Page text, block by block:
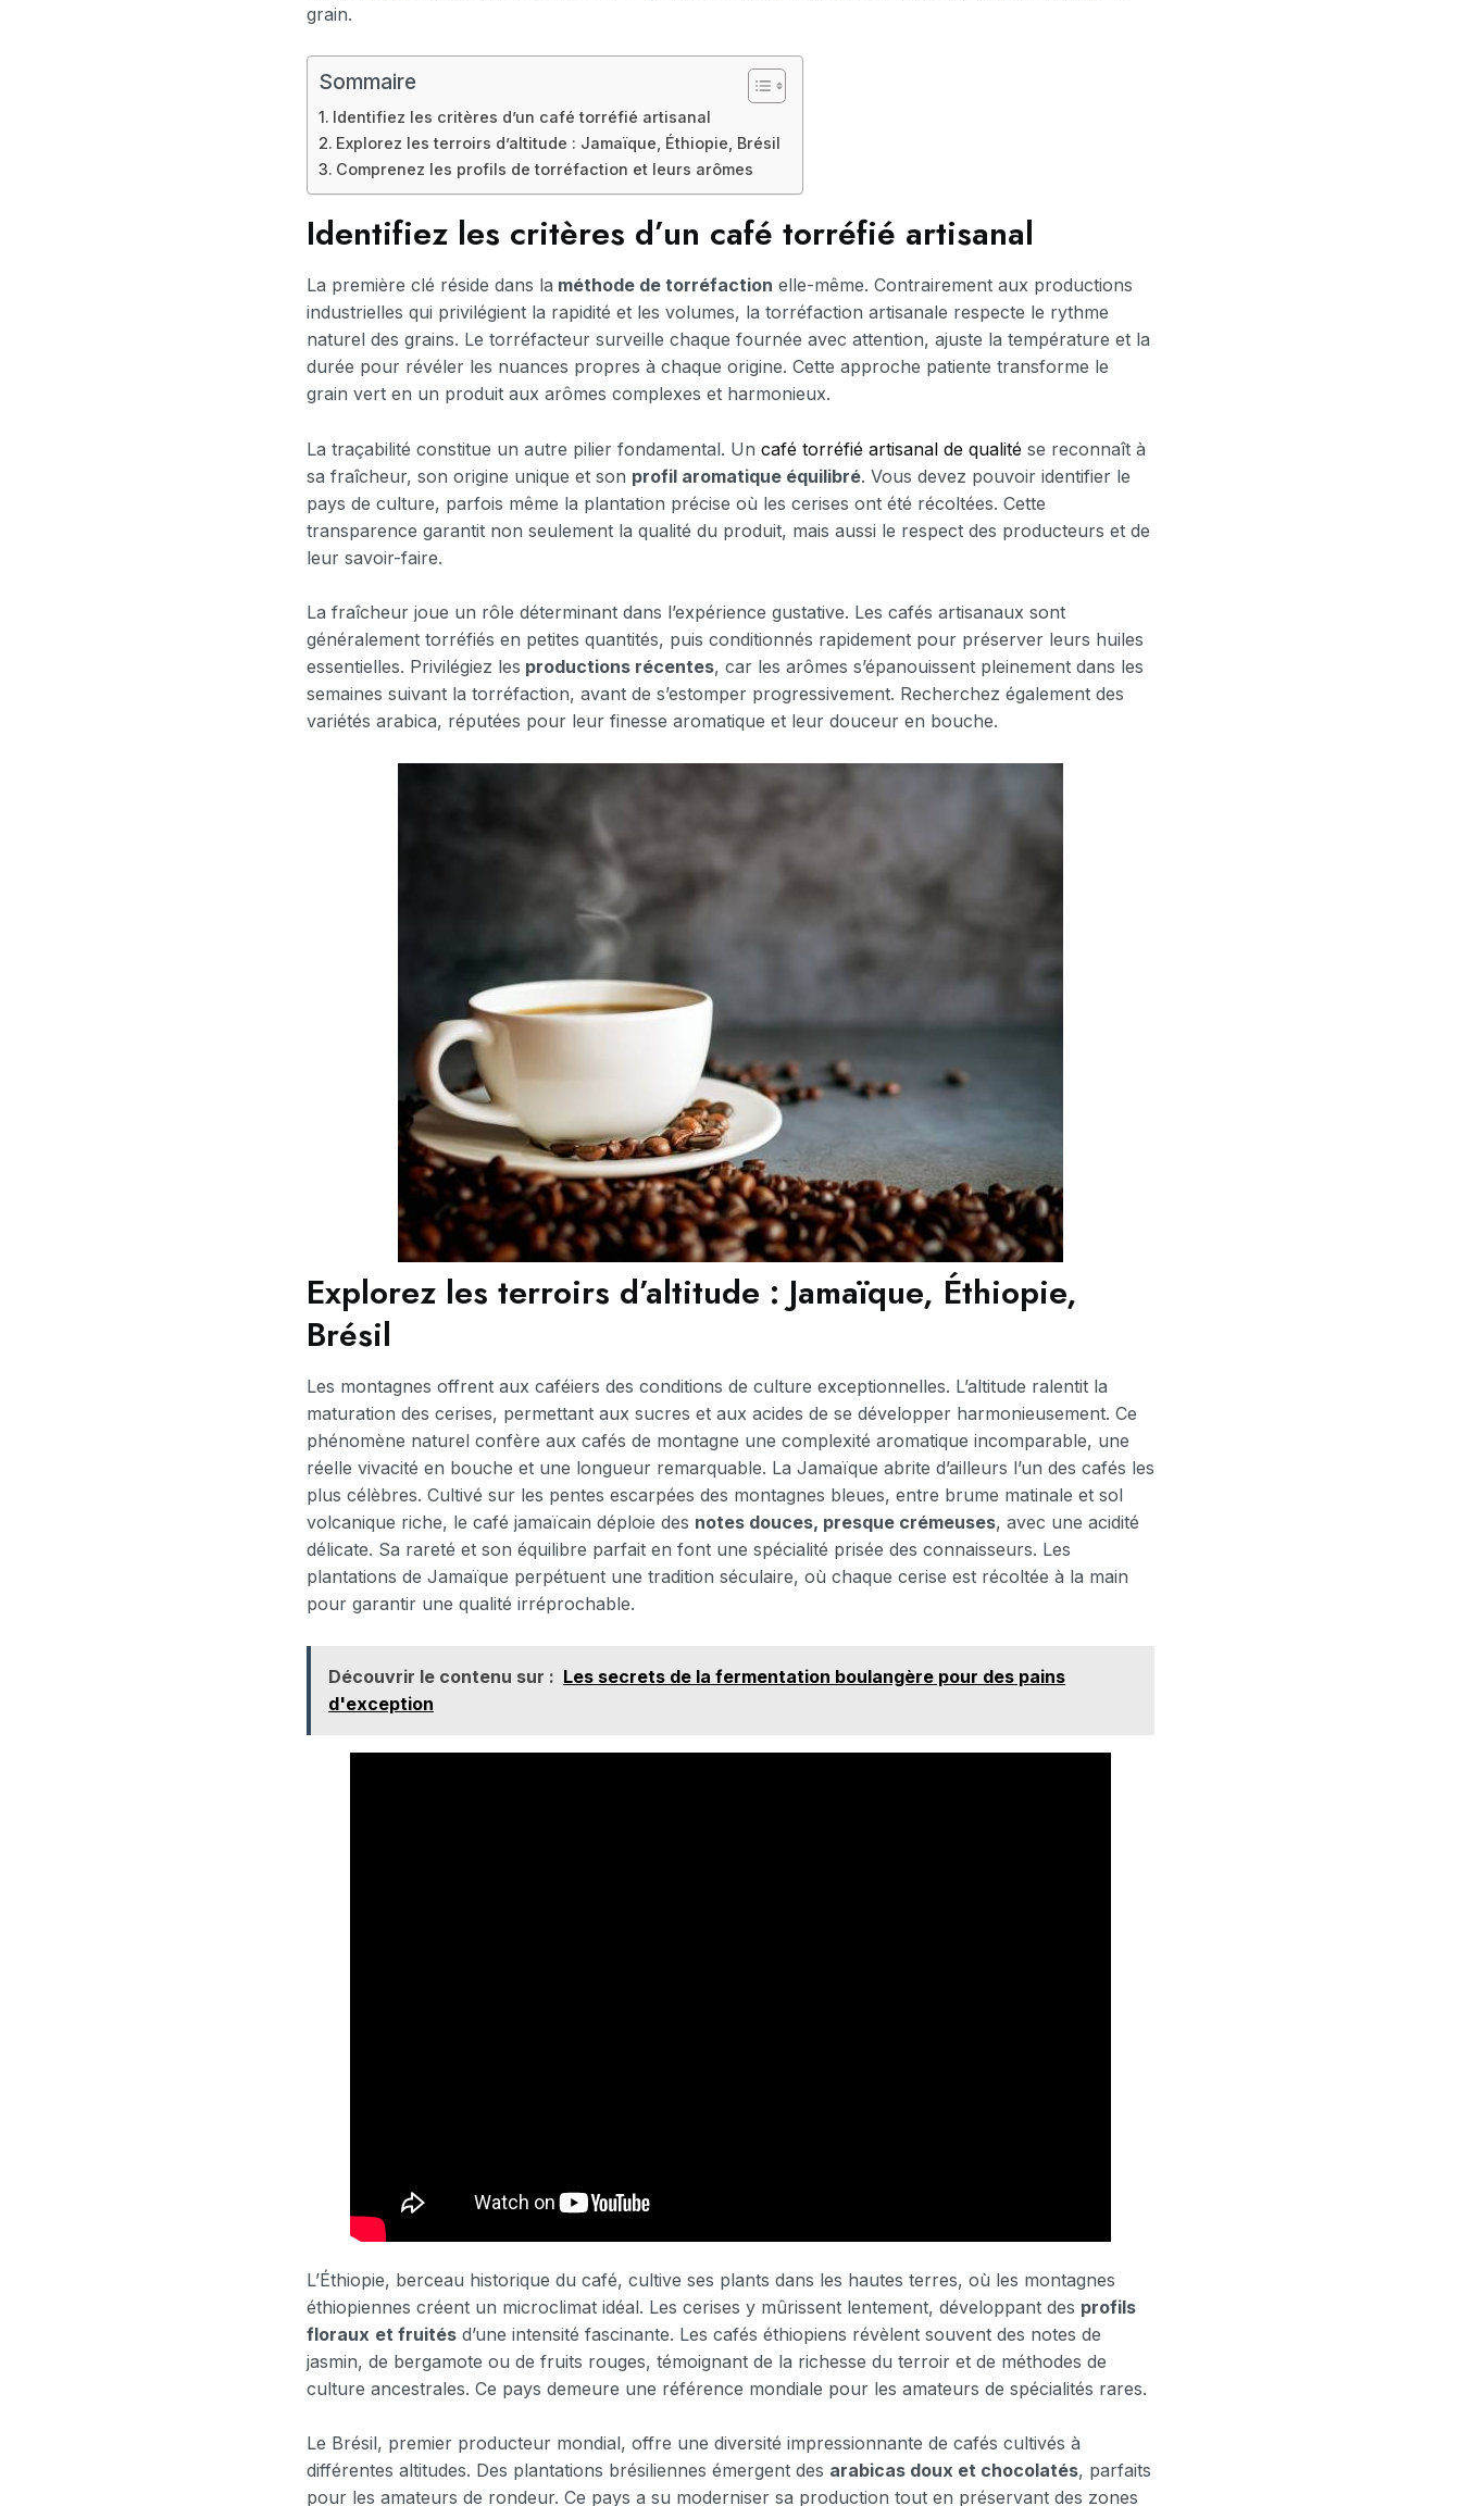
grain.
Sommaire
Identifiez les critères d’un café torréfié artisanal
Explorez les terroirs d’altitude : Jamaïque, Éthiopie, Brésil
Comprenez les profils de torréfaction et leurs arômes
Identifiez les critères d’un café torréfié artisanal
La première clé réside dans la méthode de torréfaction elle-même. Contrairement aux productions
industrielles qui privilégient la rapidité et les volumes, la torréfaction artisanale respecte le rythme
naturel des grains. Le torréfacteur surveille chaque fournée avec attention, ajuste la température et la
durée pour révéler les nuances propres à chaque origine. Cette approche patiente transforme le
grain vert en un produit aux arômes complexes et harmonieux.
La traçabilité constitue un autre pilier fondamental. Un café torréfié artisanal de qualité se reconnaît à
sa fraîcheur, son origine unique et son profil aromatique équilibré. Vous devez pouvoir identifier le
pays de culture, parfois même la plantation précise où les cerises ont été récoltées. Cette
transparence garantit non seulement la qualité du produit, mais aussi le respect des producteurs et de
leur savoir-faire.
La fraîcheur joue un rôle déterminant dans l’expérience gustative. Les cafés artisanaux sont
généralement torréfiés en petites quantités, puis conditionnés rapidement pour préserver leurs huiles
essentielles. Privilégiez les productions récentes, car les arômes s’épanouissent pleinement dans les
semaines suivant la torréfaction, avant de s’estomper progressivement. Recherchez également des
variétés arabica, réputées pour leur finesse aromatique et leur douceur en bouche.
Explorez les terroirs d’altitude : Jamaïque, Éthiopie,
Brésil
Les montagnes offrent aux caféiers des conditions de culture exceptionnelles. L’altitude ralentit la
maturation des cerises, permettant aux sucres et aux acides de se développer harmonieusement. Ce
phénomène naturel confère aux cafés de montagne une complexité aromatique incomparable, une
réelle vivacité en bouche et une longueur remarquable. La Jamaïque abrite d’ailleurs l’un des cafés les
plus célèbres. Cultivé sur les pentes escarpées des montagnes bleues, entre brume matinale et sol
volcanique riche, le café jamaïcain déploie des notes douces, presque crémeuses, avec une acidité
délicate. Sa rareté et son équilibre parfait en font une spécialité prisée des connaisseurs. Les
plantations de Jamaïque perpétuent une tradition séculaire, où chaque cerise est récoltée à la main
pour garantir une qualité irréprochable.
Découvrir le contenu sur : Les secrets de la fermentation boulangère pour des pains
d'exception
L’Éthiopie, berceau historique du café, cultive ses plants dans les hautes terres, où les montagnes
éthiopiennes créent un microclimat idéal. Les cerises y mûrissent lentement, développant des profils
floraux et fruités d’une intensité fascinante. Les cafés éthiopiens révèlent souvent des notes de
jasmin, de bergamote ou de fruits rouges, témoignant de la richesse du terroir et de méthodes de
culture ancestrales. Ce pays demeure une référence mondiale pour les amateurs de spécialités rares.
Le Brésil, premier producteur mondial, offre une diversité impressionnante de cafés cultivés à
différentes altitudes. Des plantations brésiliennes émergent des arabicas doux et chocolatés, parfaits
pour les amateurs de rondeur. Ce pays a su moderniser sa production tout en préservant des zones